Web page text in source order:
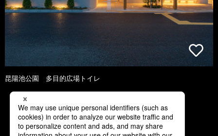
昆陽池公園 多目的広場トイレ
1 2 3 4 5